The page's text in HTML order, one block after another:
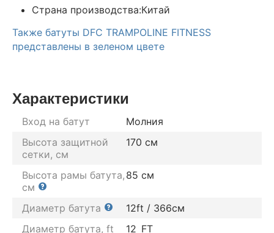
Страна производства:Китай
Также батуты DFC TRAMPOLINE FITNESS
представлены в зеленом цвете
Характеристики
Вход на батут
Молния
Высота защитной
сетки, см
170 см
Высота рамы батута,
см
85 см
Диаметр батута
12ft / 366см
Диаметр батута, ft
12 FT